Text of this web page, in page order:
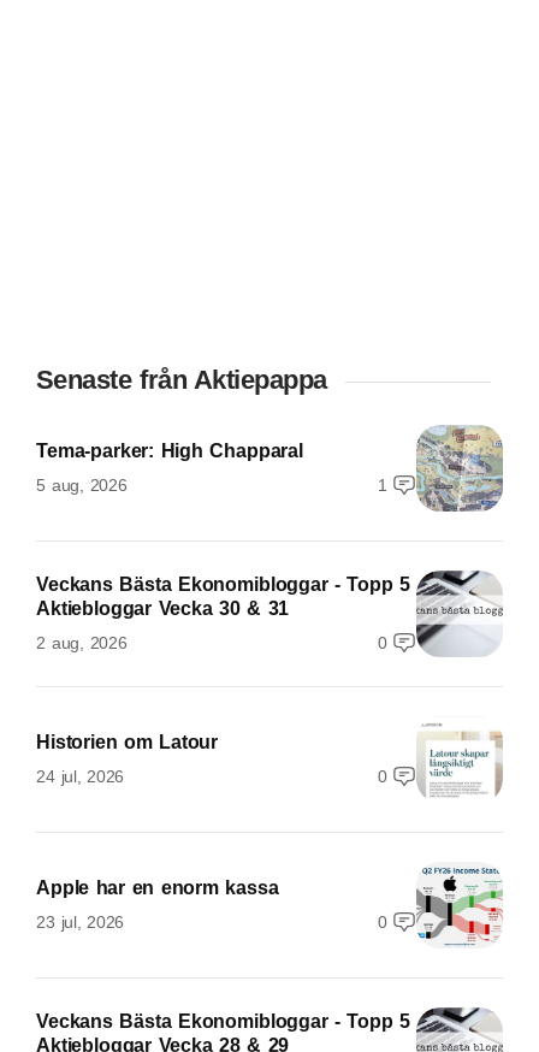
Senaste från Aktiepappa
Tema-parker: High Chapparal
5 aug, 2026 1
Veckans Bästa Ekonomibloggar - Topp 5
Aktiebloggar Vecka 30 & 31
2 aug, 2026 0
Historien om Latour
24 jul, 2026 0
Apple har en enorm kassa
23 jul, 2026 0
Veckans Bästa Ekonomibloggar - Topp 5
Aktiebloggar Vecka 28 & 29